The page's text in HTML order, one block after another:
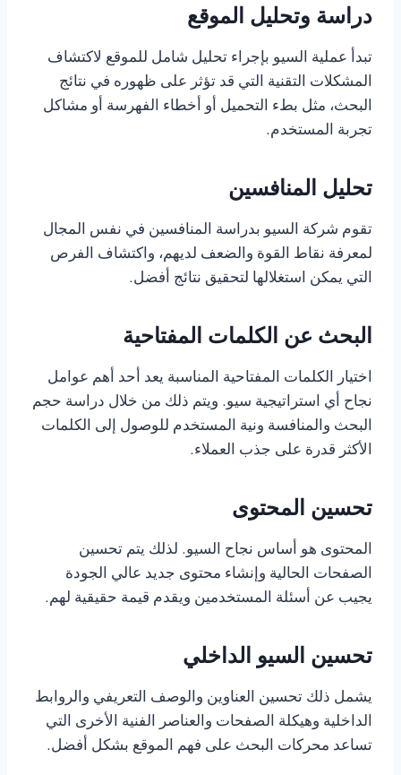
دراسة وتحليل الموقع
تبدأ عملية السيو بإجراء تحليل شامل للموقع لاكتشاف
المشكلات التقنية التي قد تؤثر على ظهوره في نتائج
البحث، مثل بطء التحميل أو أخطاء الفهرسة أو مشاكل
تجربة المستخدم.
تحليل المنافسين
تقوم شركة السيو بدراسة المنافسين في نفس المجال
لمعرفة نقاط القوة والضعف لديهم، واكتشاف الفرص
التي يمكن استغلالها لتحقيق نتائج أفضل.
البحث عن الكلمات المفتاحية
اختيار الكلمات المفتاحية المناسبة يعد أحد أهم عوامل
نجاح أي استراتيجية سيو. ويتم ذلك من خلال دراسة حجم
البحث والمنافسة ونية المستخدم للوصول إلى الكلمات
الأكثر قدرة على جذب العملاء.
تحسين المحتوى
المحتوى هو أساس نجاح السيو. لذلك يتم تحسين
الصفحات الحالية وإنشاء محتوى جديد عالي الجودة
يجيب عن أسئلة المستخدمين ويقدم قيمة حقيقية لهم.
تحسين السيو الداخلي
يشمل ذلك تحسين العناوين والوصف التعريفي والروابط
الداخلية وهيكلة الصفحات والعناصر الفنية الأخرى التي
تساعد محركات البحث على فهم الموقع بشكل أفضل.